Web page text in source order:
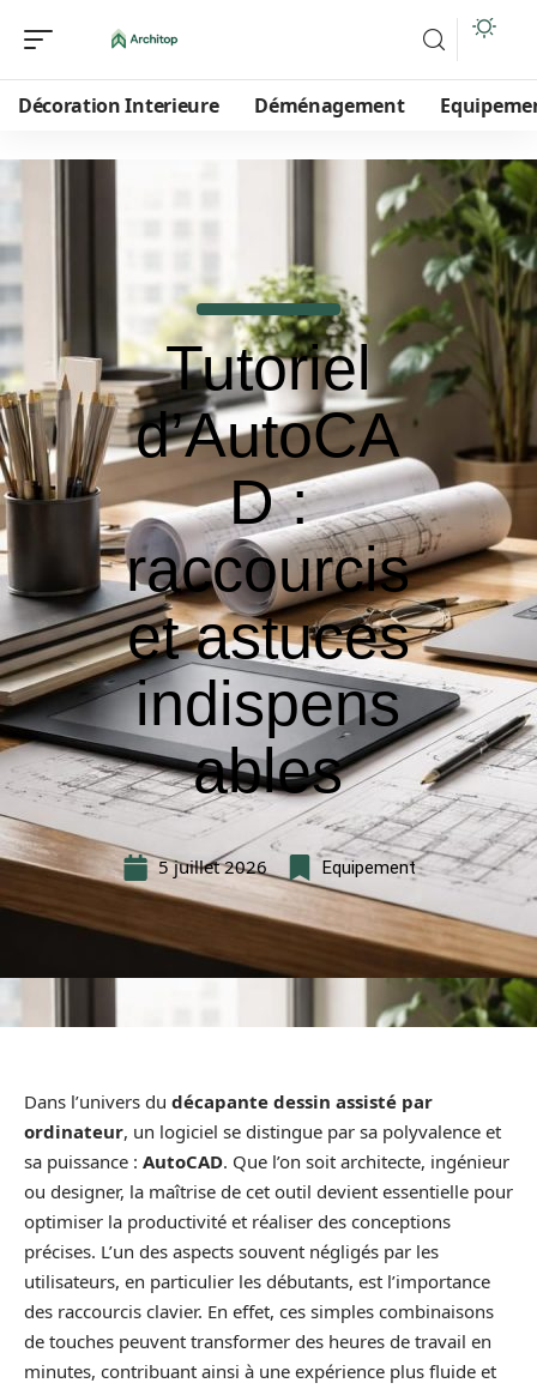
Décoration Interieure Déménagement
Tutoriel
d’AutoCA
D :
raccourcis
et astuces
indispens
ables
5 juillet 2026 Equipement
Dans l’univers du décapante dessin assisté par
ordinateur, un logiciel se distingue par sa polyvalence et
sa puissance : AutoCAD. Que l’on soit architecte, ingénieur
ou designer, la maîtrise de cet outil devient essentielle pour
optimiser la productivité et réaliser des conceptions
précises. L’un des aspects souvent négligés par les
utilisateurs, en particulier les débutants, est l’importance
des raccourcis clavier. En effet, ces simples combinaisons
de touches peuvent transformer des heures de travail en
minutes, contribuant ainsi à une expérience plus fluide et